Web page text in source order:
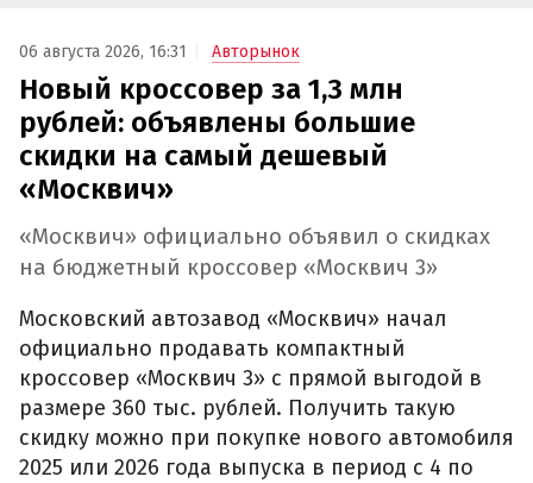
06 августа 2026, 16:31 Авторынок
Новый кроссовер за 1,3 млн
рублей: объявлены большие
скидки на самый дешевый
«Москвич»
«Москвич» официально объявил о скидках
на бюджетный кроссовер «Москвич 3»
Московский автозавод «Москвич» начал
официально продавать компактный
кроссовер «Москвич 3» с прямой выгодой в
размере 360 тыс. рублей. Получить такую
скидку можно при покупке нового автомобиля
2025 или 2026 года выпуска в период с 4 по